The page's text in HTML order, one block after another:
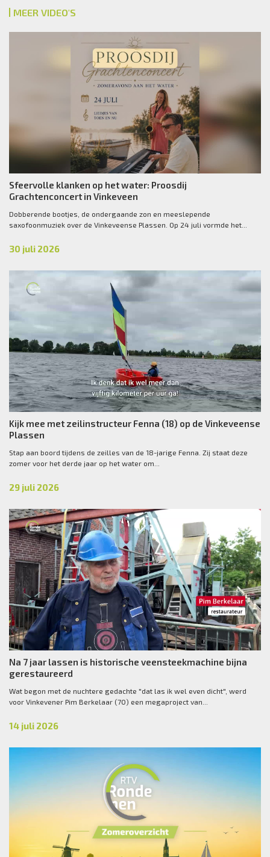
MEER VIDEO'S
Sfeervolle klanken op het water: Proosdij
Grachtenconcert in Vinkeveen
Dobberende bootjes, de ondergaande zon en meeslepende
saxofoonmuziek over de Vinkeveense Plassen. Op 24 juli vormde het...
30 juli 2026
Kijk mee met zeilinstructeur Fenna (18) op de Vinkeveense
Plassen
Stap aan boord tijdens de zeilles van de 18-jarige Fenna. Zij staat deze
zomer voor het derde jaar op het water om...
29 juli 2026
Na 7 jaar lassen is historische veensteekmachine bijna
gerestaureerd
Wat begon met de nuchtere gedachte "dat las ik wel even dicht", werd
voor Vinkevener Pim Berkelaar (70) een megaproject van...
14 juli 2026